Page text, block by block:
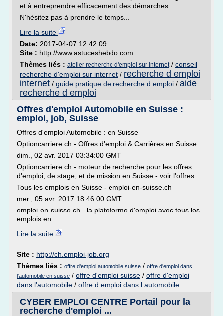
et à entreprendre efficacement des démarches.
N'hésitez pas à prendre le temps...
Lire la suite
Date: 2017-04-07 12:42:09
Site : http://www.astuceshebdo.com
Thèmes liés : atelier recherche d'emploi sur internet/ conseil
recherche d'emploi sur internet / recherche d emploi
internet / guide pratique de recherche d emploi / aide
recherche d emploi
Offres d'emploi Automobile en Suisse :
emploi, job, Suisse
Offres d'emploi Automobile : en Suisse
Optioncarriere.ch - Offres d'emploi & Carrières en Suisse
dim., 02 avr. 2017 03:34:00 GMT
Optioncarriere.ch - moteur de recherche pour les offres
d'emploi, de stage, et de mission en Suisse - voir l'offres
Tous les emplois en Suisse - emploi-en-suisse.ch
mer., 05 avr. 2017 18:46:00 GMT
emploi-en-suisse.ch - la plateforme d'emploi avec tous les
emplois en...
Lire la suite
Site : http://ch.emploi-job.org
Thèmes liés : offre d'emploi automobile suisse / offre d'emploi dans
l'automobile en suisse / offre d'emploi suisse / offre d'emploi
dans l'automobile / offre d emploi dans l automobile
CYBER EMPLOI CENTRE Portail pour la
recherche d'emploi ...